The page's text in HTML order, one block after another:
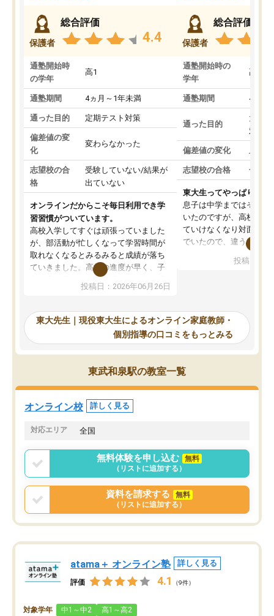
保護者
総合評価
4.4
通塾開始時
の学年
高1
通塾期間 4ヵ月～1年未満
通った目的 定期テスト対策
偏差値の変
化
変わらなかった
志望校の合
格
受験していない/結果が
出ていない
オンラインだからこそ毎日利用でき学
習習慣がついています。
高校入学してすぐは頑張っていました
が、部活動が忙しくなって学習時間が
取れなくなるとみるみると成績が落ち
ていきました。高校の進度が早く、子
供も家に帰って勉強の話すると嫌な反
応を示します。東大先生にお願いして
れるので、親としても安心です。毎日
使える自習室とかもあり、わからない
ところがあれば先生が回答してくれる
のも重宝しています。
投稿日：2026年06月26日
保護者
総合評価
通塾開始時の
学年
高3
通塾期間 4ヵ月
通った目的
大学
対策
偏差値の変化 上が
志望校の合格 合格
東大生ってやっぱりすご
息子は中学まではそこそ
いたのですが、高校に入
ていけなくなり対面の塾
でいたので、違うアプロ
で、当初は模試でD判定
自習室が毎日使えていつ
るのが心強かったよう
謝です。
投稿日：
東大先生｜現役東大生によるオンライン家庭教師・
個別指導の口コミをもっとみる
東武和泉駅の教室一覧
オンライン校 詳しく見る
対応エリア 全国
無料体験を申し込む
無料
（リストに追加する）
資料を請求する
無料
（リストに追加する）
atama＋ オンライン塾 詳しく見る
評価 4.1 （9件）
対象学年 中1～中2 高1～高2